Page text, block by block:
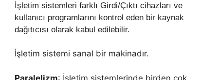
İşletim sistemleri farklı Girdi/Çıktı cihazları ve
kullanıcı programlarını kontrol eden bir kaynak
dağıtıcısı olarak kabul edilebilir.
İşletim sistemi sanal bir makinadır.
Paralelizm: İşletim sistemlerinde birden çok